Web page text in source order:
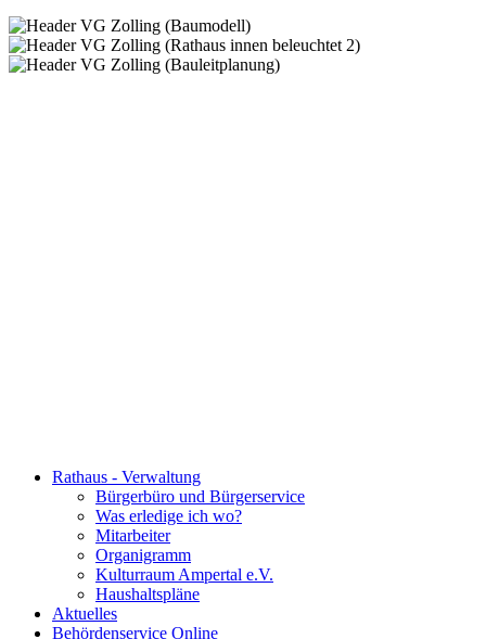
Rathaus - Verwaltung
Bürgerbüro und Bürgerservice
Was erledige ich wo?
Mitarbeiter
Organigramm
Kulturraum Ampertal e.V.
Haushaltspläne
Aktuelles
Behördenservice Online